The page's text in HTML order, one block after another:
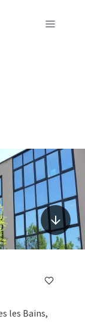
les Bains,